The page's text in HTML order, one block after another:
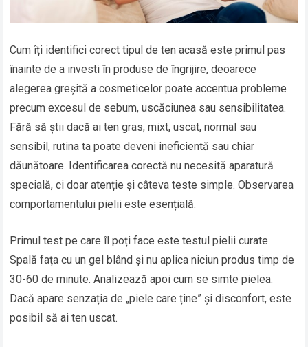
Cum îți identifici corect tipul de ten acasă este primul pas
înainte de a investi în produse de îngrijire, deoarece
alegerea greșită a cosmeticelor poate accentua probleme
precum excesul de sebum, uscăciunea sau sensibilitatea.
Fără să știi dacă ai ten gras, mixt, uscat, normal sau
sensibil, rutina ta poate deveni ineficientă sau chiar
dăunătoare. Identificarea corectă nu necesită aparatură
specială, ci doar atenție și câteva teste simple. Observarea
comportamentului pielii este esențială.
Primul test pe care îl poți face este testul pielii curate.
Spală fața cu un gel blând și nu aplica niciun produs timp de
30-60 de minute. Analizează apoi cum se simte pielea.
Dacă apare senzația de „piele care ține” și disconfort, este
posibil să ai ten uscat.